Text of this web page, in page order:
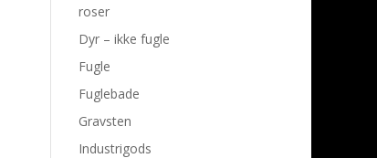
roser
Dyr – ikke fugle
Fugle
Fuglebade
Gravsten
Industrigods